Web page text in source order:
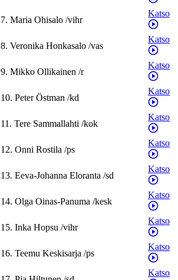
7. Maria Ohisalo /vihr
Katso
8. Veronika Honkasalo /vas
Katso
9. Mikko Ollikainen /r
Katso
10. Peter Östman /kd
Katso
11. Tere Sammallahti /kok
Katso
12. Onni Rostila /ps
Katso
13. Eeva-Johanna Eloranta /sd
Katso
14. Olga Oinas-Panuma /kesk
Katso
15. Inka Hopsu /vihr
Katso
16. Teemu Keskisarja /ps
Katso
Katso